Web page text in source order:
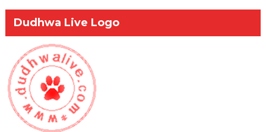
Dudhwa Live Logo